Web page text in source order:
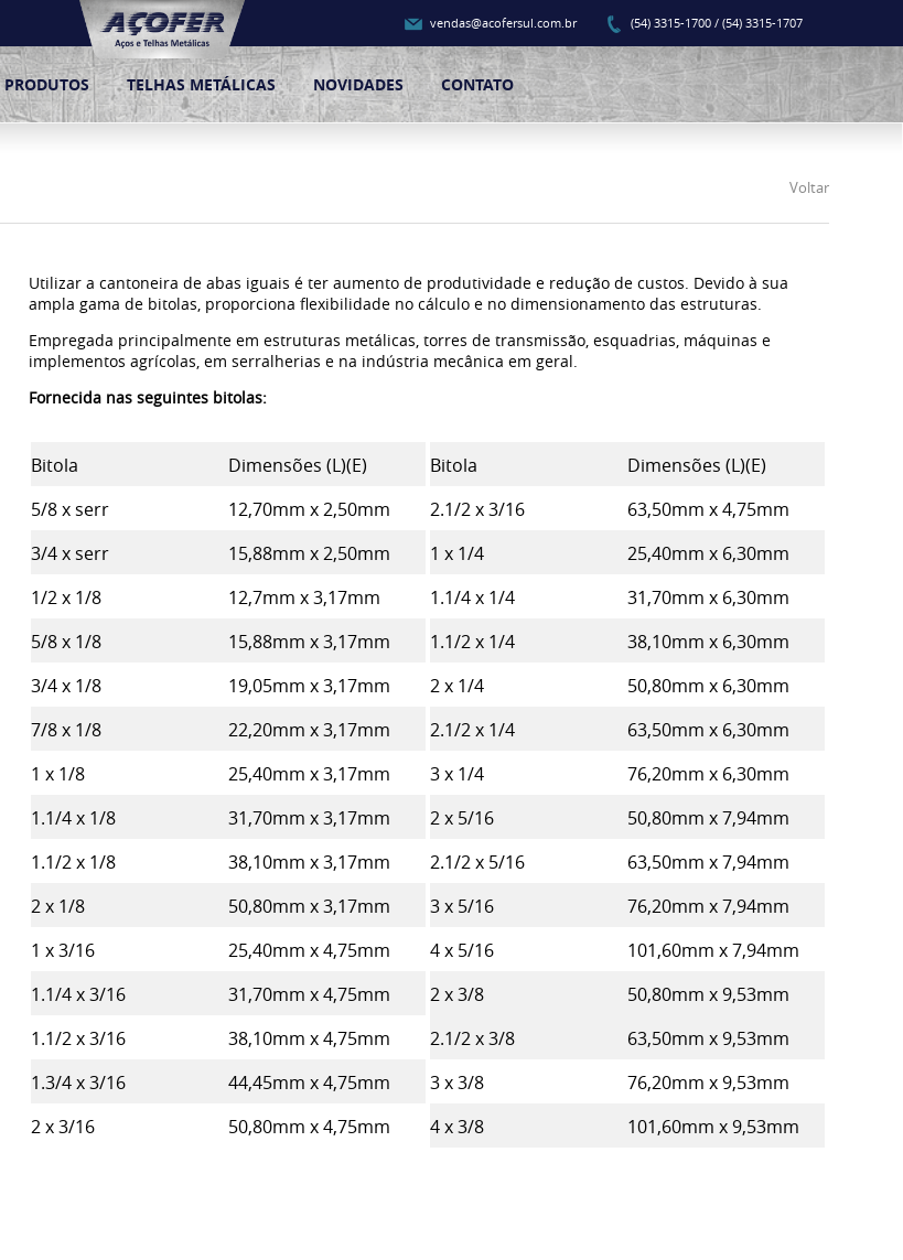
vendas@acofersul.com.br (54) 3315-1700 / (54) 3315-1707
PRODUTOS TELHAS METÁLICAS NOVIDADES CONTATO
Voltar
Utilizar a cantoneira de abas iguais é ter aumento de produtividade e redução de custos. Devido à sua
ampla gama de bitolas, proporciona flexibilidade no cálculo e no dimensionamento das estruturas.
Empregada principalmente em estruturas metálicas, torres de transmissão, esquadrias, máquinas e
implementos agrícolas, em serralherias e na indústria mecânica em geral.
Fornecida nas seguintes bitolas:
Bitola
Dimensões (L)(E)
5/8 x serr
12,70mm x 2,50mm
3/4 x serr
15,88mm x 2,50mm
1/2 x 1/8
12,7mm x 3,17mm
5/8 x 1/8
15,88mm x 3,17mm
3/4 x 1/8
19,05mm x 3,17mm
7/8 x 1/8
22,20mm x 3,17mm
1 x 1/8
25,40mm x 3,17mm
1.1/4 x 1/8
31,70mm x 3,17mm
1.1/2 x 1/8
38,10mm x 3,17mm
2 x 1/8
50,80mm x 3,17mm
1 x 3/16
25,40mm x 4,75mm
1.1/4 x 3/16
31,70mm x 4,75mm
1.1/2 x 3/16
38,10mm x 4,75mm
1.3/4 x 3/16
44,45mm x 4,75mm
2 x 3/16
50,80mm x 4,75mm
Bitola
Dimensões (L)(E)
2.1/2 x 3/16
63,50mm x 4,75mm
1 x 1/4
25,40mm x 6,30mm
1.1/4 x 1/4
31,70mm x 6,30mm
1.1/2 x 1/4
38,10mm x 6,30mm
2 x 1/4
50,80mm x 6,30mm
2.1/2 x 1/4
63,50mm x 6,30mm
3 x 1/4
76,20mm x 6,30mm
2 x 5/16
50,80mm x 7,94mm
2.1/2 x 5/16
63,50mm x 7,94mm
3 x 5/16
76,20mm x 7,94mm
4 x 5/16
101,60mm x 7,94mm
2 x 3/8
50,80mm x 9,53mm
2.1/2 x 3/8
63,50mm x 9,53mm
3 x 3/8
76,20mm x 9,53mm
4 x 3/8
101,60mm x 9,53mm